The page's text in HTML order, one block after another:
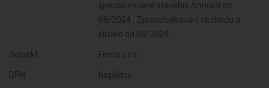
specializované stavební činnosti od
08/2024 , Zprostředkování obchodu a
služeb od 08/2024
Subjekt: Firma s.r.o.
DPH: Neplátce